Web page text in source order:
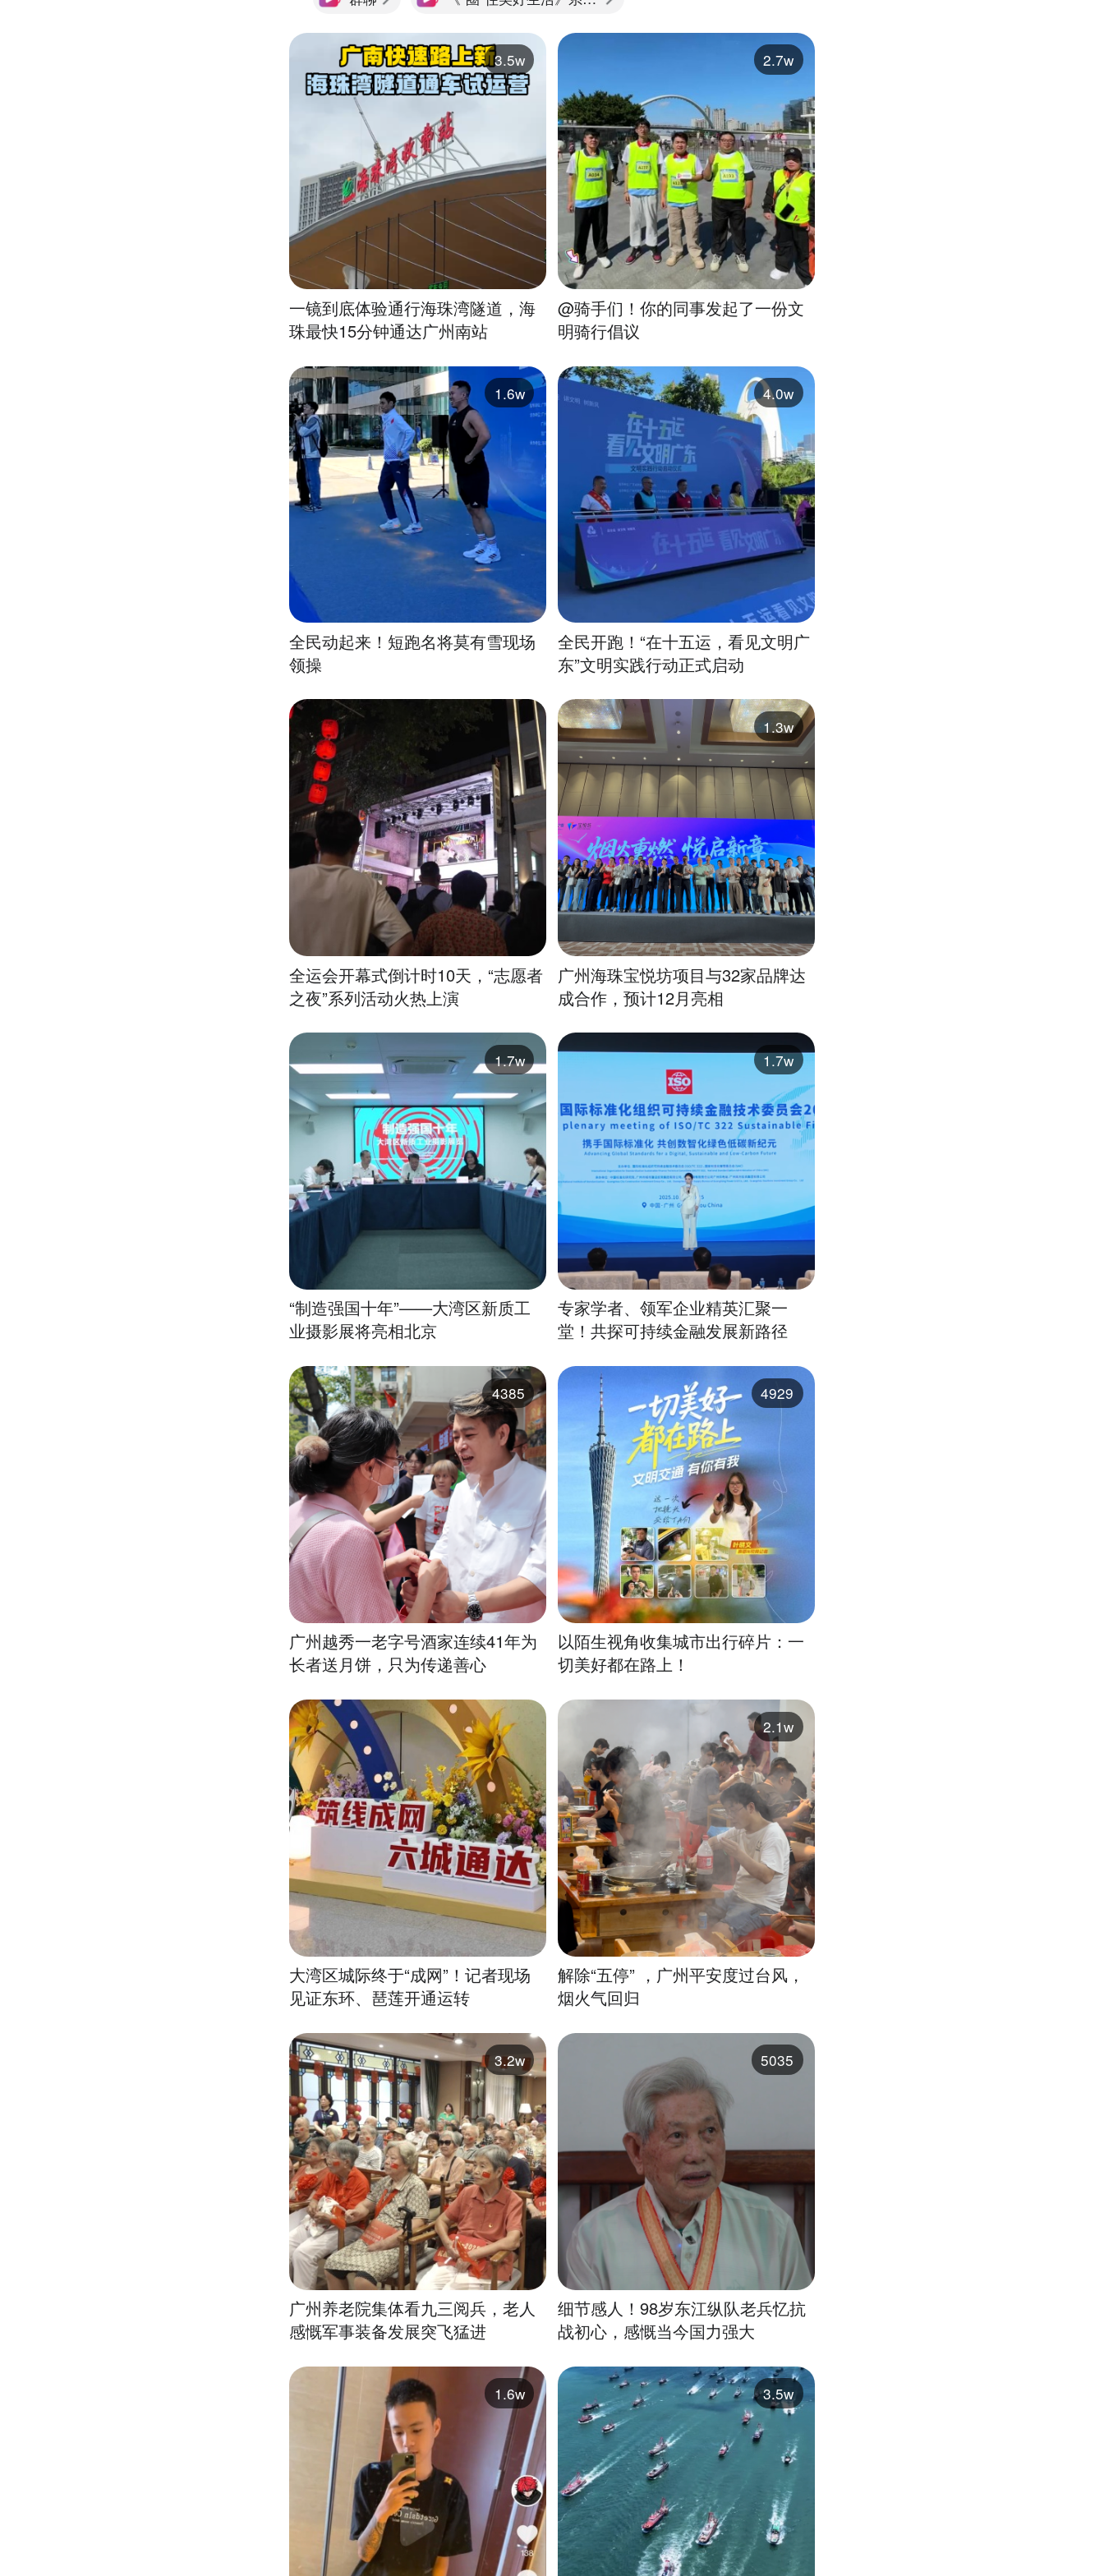
3.5w
一镜到底体验通行海珠湾隧道，海
珠最快15分钟通达广州南站
2.7w
@骑手们！你的同事发起了一份文
明骑行倡议
1.6w
全民动起来！短跑名将莫有雪现场
领操
4.0w
全民开跑！“在十五运，看见文明广
东”文明实践行动正式启动
全运会开幕式倒计时10天，“志愿者
之夜”系列活动火热上演
1.3w
广州海珠宝悦坊项目与32家品牌达
成合作，预计12月亮相
1.7w
“制造强国十年”——大湾区新质工
业摄影展将亮相北京
1.7w
专家学者、领军企业精英汇聚一
堂！共探可持续金融发展新路径
4385
广州越秀一老字号酒家连续41年为
长者送月饼，只为传递善心
4929
以陌生视角收集城市出行碎片：一
切美好都在路上！
大湾区城际终于“成网”！记者现场
见证东环、琶莲开通运转
2.1w
解除“五停” ，广州平安度过台风，
烟火气回归
3.2w
广州养老院集体看九三阅兵，老人
感慨军事装备发展突飞猛进
5035
细节感人！98岁东江纵队老兵忆抗
战初心，感慨当今国力强大
1.6w 3.5w